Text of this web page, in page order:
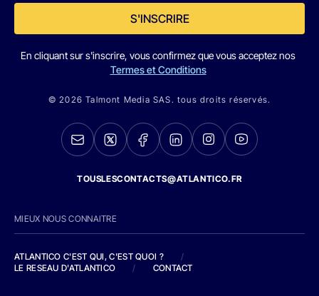
S'INSCRIRE
En cliquant sur s'inscrire, vous confirmez que vous acceptez nos
Termes et Conditions
© 2026 Talmont Media SAS. tous droits réservés.
TOUSLESCONTACTS@ATLANTICO.FR
MIEUX NOUS CONNAITRE
ATLANTICO C'EST QUI, C'EST QUOI ?
/
LE RESEAU D'ATLANTICO
/ CONTACT